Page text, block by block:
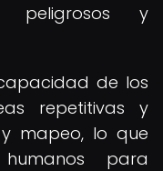
peligrosos y
de los
repetitivas y
mapeo, lo que
para